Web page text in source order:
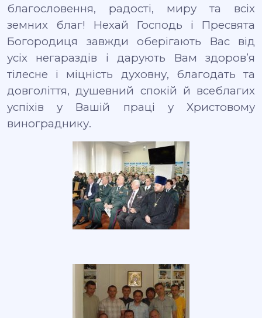
благословення, радості, миру та всіх
земних благ! Нехай Господь і Пресвята
Богородиця завжди оберігають Вас від
усіх негараздів і дарують Вам здоров’я
тілесне і міцність духовну, благодать та
довголіття, душевний спокій й всеблагих
успіхів у Вашій праці у Христовому
винограднику.